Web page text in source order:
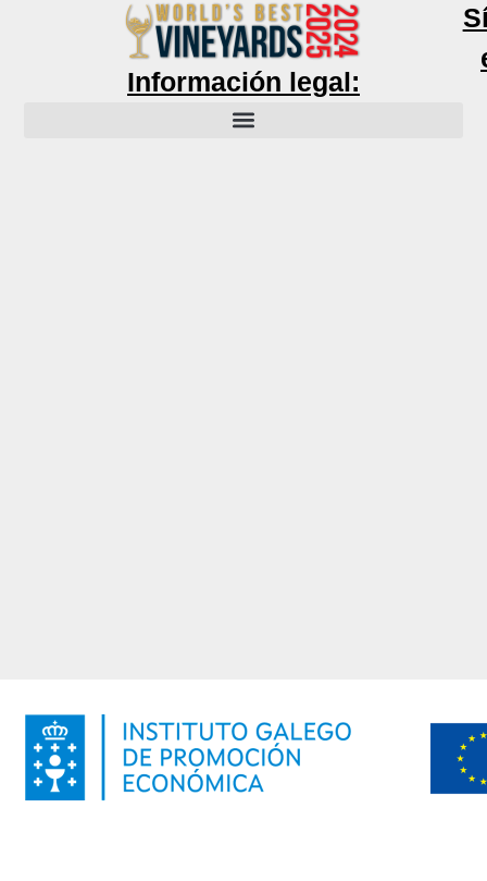
Información legal: